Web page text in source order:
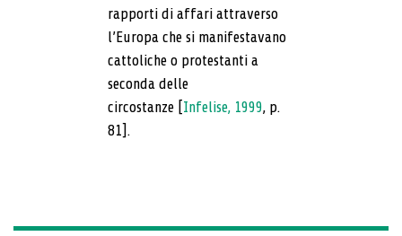
rapporti di affari attraverso
l’Europa che si manifestavano
cattoliche o protestanti a
seconda delle
circostanze [Infelise, 1999, p.
81].